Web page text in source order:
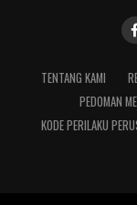
TENTANG KAMI
PEDOMAN
KODE PERILAKU